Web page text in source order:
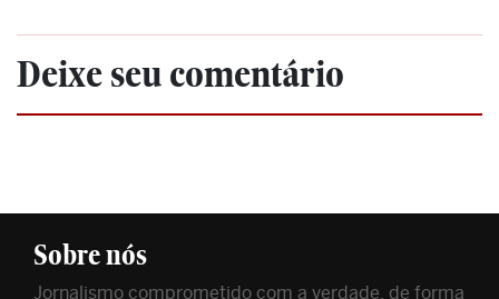
Deixe seu comentário
Sobre nós
Jornalismo comprometido com a verdade, de forma